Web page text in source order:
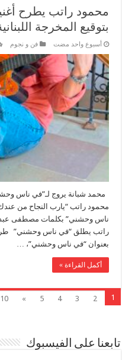
محمود راتب يطرح
بتوقيع المخرجة
‏أسبوع واحد مضت فن و نجوم
محمد شبانة يروج لـ”في ناس
محمود راتب “يارب النجاح من
ناس وحشني” بكلمات مصطفى عبد
راتب يطلق “في ناس وحشني”
بعنوان “في ناس وحشني”، …
أكمل القراءة »
1
2
3
4
5
»
10
تابعنا على الفيسبوك